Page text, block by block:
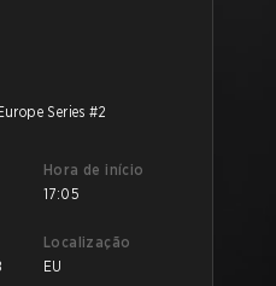
Series #2
Hora de início
17:05
Localização
EU